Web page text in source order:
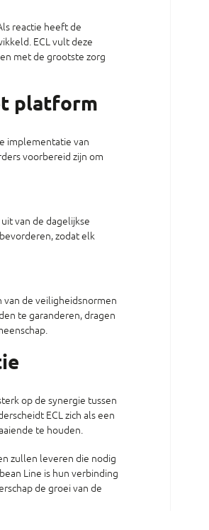
reactie heeft de
ECL vult deze
met de grootste zorg
platform
implementatie van
voorbereid zijn om
van de dagelijkse
zodat elk
van de veiligheidsnormen
te garanderen, dragen
op de synergie tussen
ECL zich als een
te houden.
zullen leveren die nodig
Line is hun verbinding
de groei van de